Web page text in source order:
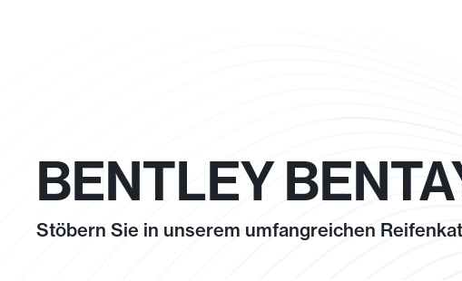
BENTLEY
Stöbern Sie in unserem umfangreichen